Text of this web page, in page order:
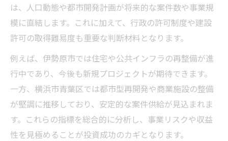
青葉区建設業の地域密着型戦略とは
地域発展と建設業が描く新たなキャリア像
建設業で地域発展に貢献できる働き方
地元密着型建設業が生むキャリアアップ
建設業の成長が描く新しい雇用像とは
地域発展と建設業キャリアの相乗効果
建設業分野で広がる多様なキャリアパス
高収入を目指すなら建設業投資が有利な背景
は、人口動態や都市開発計画が将来的な案件数や事業規
模に直結します。これに加えて、行政の許可制度や建設
許可の取得難易度も重要な判断材料となります。
例えば、伊勢原市では住宅や公共インフラの再整備が進
行中であり、今後も新規プロジェクトが期待できます。
一方、横浜市青葉区では都市型再開発や商業施設の整備
が堅調に推移しており、安定的な案件供給が見込まれま
す。これらの指標を総合的に分析し、事業リスクや収益
性を見極めることが投資成功のカギとなります。